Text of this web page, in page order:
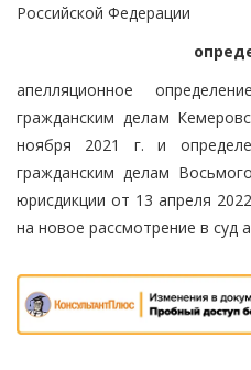
Российской Федерации
апелляционное
гражданским делам
ноября 2021 г. и
гражданским делам
юрисдикции от 13 апреля
на новое рассмотрение в суд